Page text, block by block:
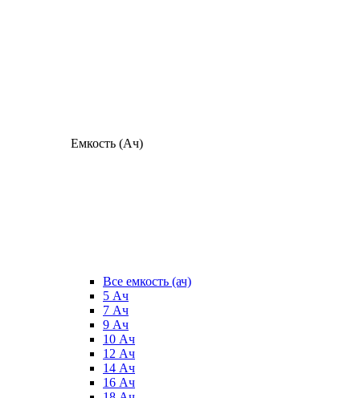
Емкость (Ач)
Все емкость (ач)
5 Ач
7 Ач
9 Ач
10 Ач
12 Ач
14 Ач
16 Ач